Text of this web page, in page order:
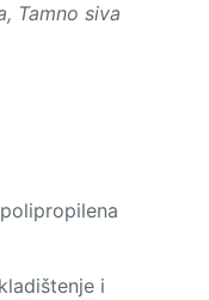
Tamno siva
i